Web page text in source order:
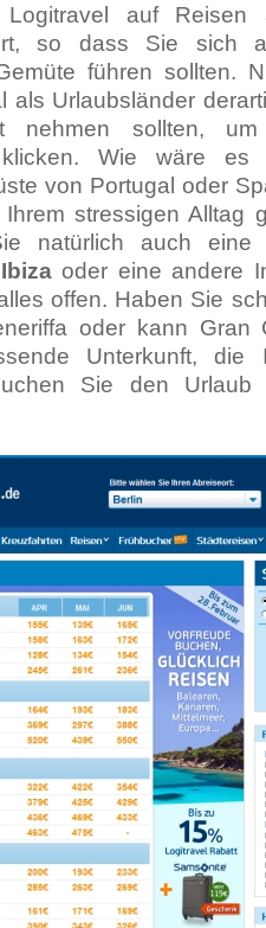
auf Reisen
so dass Sie sich
führen sollten.
als Urlaubsländer
nehmen sollten,
Wie wäre es
von Portugal oder
stressigen Alltag
natürlich auch
oder eine andere
offen. Haben Sie
oder kann Gran
Unterkunft, die
Sie den Urlaub